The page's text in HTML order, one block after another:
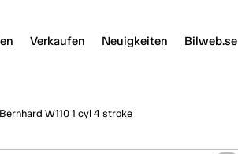
Verkaufen Neuigkeiten Bilweb.se
W110 1 cyl 4 stroke